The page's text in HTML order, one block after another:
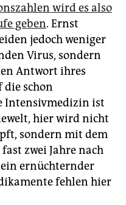
wird es also
geben. Ernst
jedoch weniger
Virus, sondern
Antwort ihres
die schon
Intensivmedizin ist
hier wird nicht
sondern mit dem
zwei Jahre nach
ernüchternder
fehlen hier